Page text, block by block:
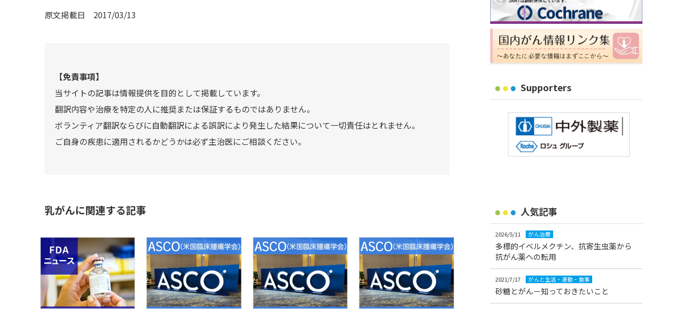
原文掲載日 2017/03/13
【免責事項】
当サイトの記事は情報提供を目的として掲載しています。
翻訳内容や治療を特定の人に推奨または保証するものではありません。
ボランティア翻訳ならびに自動翻訳による誤訳により発生した結果について一切責任はとれません。
ご自身の疾患に適用されるかどうかは必ず主治医にご相談ください。
乳がんに関連する記事
Supporters
人気記事
2026/5/11 がん治療
多標的イベルメクチン、抗寄生虫薬から
抗がん薬への転用
2021/7/17 がんと生活・運動・食事
砂糖とがん－知っておきたいこと